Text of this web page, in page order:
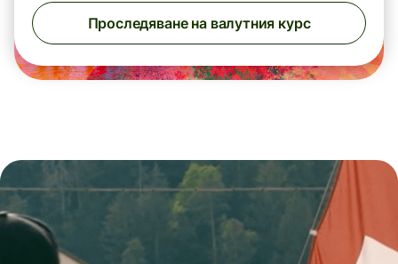
Проследяване на валутния курс